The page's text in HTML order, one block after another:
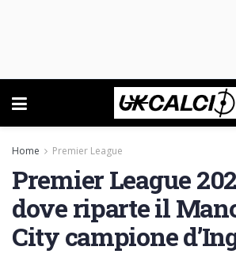
Home Premier League
Premier League
dove riparte il
City campione